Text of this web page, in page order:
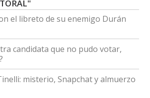
el libreto de su enemigo Durán
candidata que no pudo votar,
misterio, Snapchat y almuerzo